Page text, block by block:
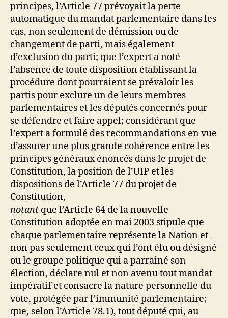
principes, l’Article 77 prévoyait la perte
automatique du mandat parlementaire dans les
cas, non seulement de démission ou de
changement de parti, mais également
d’exclusion du parti; que l’expert a noté
l’absence de toute disposition établissant la
procédure dont pourraient se prévaloir les
partis pour exclure un de leurs membres
parlementaires et les députés concernés pour
se défendre et faire appel; considérant que
l’expert a formulé des recommandations en vue
d’assurer une plus grande cohérence entre les
principes généraux énoncés dans le projet de
Constitution, la position de l’UIP et les
dispositions de l’Article 77 du projet de
Constitution,
notant que l’Article 64 de la nouvelle
Constitution adoptée en mai 2003 stipule que
chaque parlementaire représente la Nation et
non pas seulement ceux qui l’ont élu ou désigné
ou le groupe politique qui a parrainé son
élection, déclare nul et non avenu tout mandat
impératif et consacre la nature personnelle du
vote, protégée par l’immunité parlementaire;
que, selon l’Article 78.1), tout député qui, au